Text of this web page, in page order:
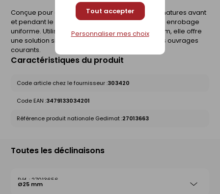
Tout accepter
Personnaliser mes choix
Conçue pour assurer le maintien précis des armatures avant
et pendant le coulage du béton, garantissant un enrobage
uniforme. Utilisée pour les fers de Ø jusqu'à 12 mm, elle offre
une solution simple, légère et résistante pour les ouvrages
courants.
Caractéristiques du produit
Code article chez le fournisseur :303420
Code EAN :3479133034201
Référence produit nationale Gedimat :27013663
Toutes les déclinaisons
27013656
Ø25 mm